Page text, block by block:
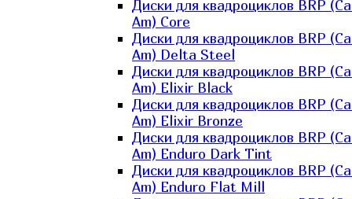
Диски для квадроциклов BRP
Am) Core
Диски для квадроциклов BRP
Am) Delta Steel
Диски для квадроциклов BRP
Am) Elixir Black
Диски для квадроциклов BRP
Am) Elixir Bronze
Диски для квадроциклов BRP
Am) Enduro Dark Tint
Диски для квадроциклов BRP
Am) Enduro Flat Mill